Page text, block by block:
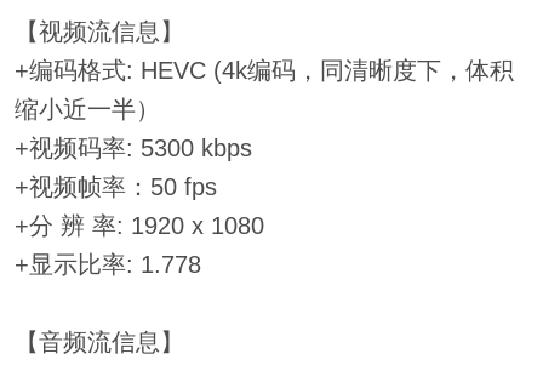
【视频流信息】
+编码格式: HEVC (4k编码，同清晰度下，体积
缩小近一半）
+视频码率: 5300 kbps
+视频帧率：50 fps
+分 辨 率: 1920 x 1080
+显示比率: 1.778
【音频流信息】